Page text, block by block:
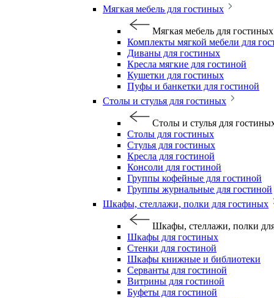
Мягкая мебель для гостиных
Мягкая мебель для гостиных
Комплекты мягкой мебели для
Диваны для гостиных
Кресла мягкие для гостиной
Кушетки для гостиных
Пуфы и банкетки для гостиной
Столы и стулья для гостиных
Столы и стулья для
Столы для гостиных
Стулья для гостиных
Кресла для гостиной
Консоли для гостиной
Группы кофейные для гостиной
Группы журнальные для гостиной
Шкафы, стеллажи, полки для гостиных
Шкафы, стеллажи, полки
Шкафы для гостиных
Стенки для гостиной
Шкафы книжные и библиотеки
Серванты для гостиной
Витрины для гостиной
Буфеты для гостиной